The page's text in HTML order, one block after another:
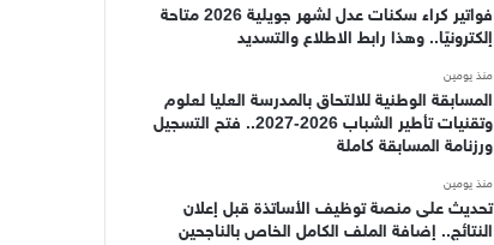
فواتير كراء سكنات عدل لشهر جويلية 2026 متاحة
إلكترونيًا.. وهذا رابط الاطلاع والتسديد
منذ يومين
المسابقة الوطنية للالتحاق بالمدرسة العليا لعلوم
وتقنيات تأطير الشباب 2026-2027.. فتح التسجيل
ورزنامة المسابقة كاملة
منذ يومين
تحديث على منصة توظيف الأساتذة قبل إعلان
النتائج.. إضافة الملف الكامل الخاص بالناجحين